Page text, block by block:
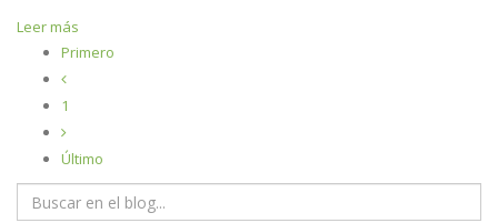
Leer más
Primero
1
Último